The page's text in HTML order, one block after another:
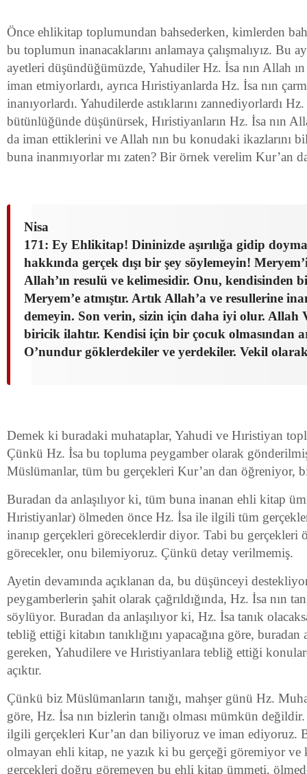
Önce ehlikitap toplumundan bahsederken, kimlerden
bu toplumun inanacaklarını anlamaya çalışmalıyız. Bu
ayetleri düşündüğümüzde, Yahudiler Hz. İsa nın Allah
iman etmiyorlardı, ayrıca Hıristiyanlarda Hz. İsa nın
inanıyorlardı. Yahudilerde astıklarını zannediyorlardı
bütünlüğünde düşünürsek, Hıristiyanların Hz. İsa nın
da iman ettiklerini ve Allah nın bu konudaki ikazlarını
buna inanmıyorlar mı zaten? Bir örnek verelim Kur’an
Nisa
171: Ey Ehlikitap! Dininizde aşırılığa gidip
hakkında gerçek dışı bir şey söylemeyin!
Allah’ın resulü ve kelimesidir. Onu, kendisinden
Meryem’e atmıştır. Artık Allah’a ve resullerine
demeyin. Son verin, sizin için daha iyi olur. Allah
biricik ilahtır. Kendisi için bir çocuk olmasından
O’nundur göklerdekiler ve yerdekiler. Vekil
Demek ki buradaki muhataplar, Yahudi ve Hıristiyan
Çünkü Hz. İsa bu topluma peygamber olarak
Müslümanlar, tüm bu gerçekleri Kur’an dan öğreniyor,
Buradan da anlaşılıyor ki, tüm buna inanan ehli kitap
Hıristiyanlar) ölmeden önce Hz. İsa ile ilgili tüm
inanıp gerçekleri göreceklerdir diyor. Tabi bu gerçekleri
görecekler, onu bilemiyoruz. Çünkü detay verilmemiş.
Ayetin devamında açıklanan da, bu düşünceyi
peygamberlerin şahit olarak çağrıldığında, Hz. İsa nın
söylüyor. Buradan da anlaşılıyor ki, Hz. İsa tanık
tebliğ ettiği kitabın tanıklığını yapacağına göre, buradan
gereken, Yahudilere ve Hıristiyanlara tebliğ ettiği
açıktır.
Çünkü biz Müslümanların tanığı, mahşer günü Hz.
göre, Hz. İsa nın bizlerin tanığı olması mümkün
ilgili gerçekleri Kur’an dan biliyoruz ve iman ediyoruz.
olmayan ehli kitap, ne yazık ki bu gerçeği göremiyor ve
gerçekleri doğru göremeyen bu ehli kitap ümmeti,